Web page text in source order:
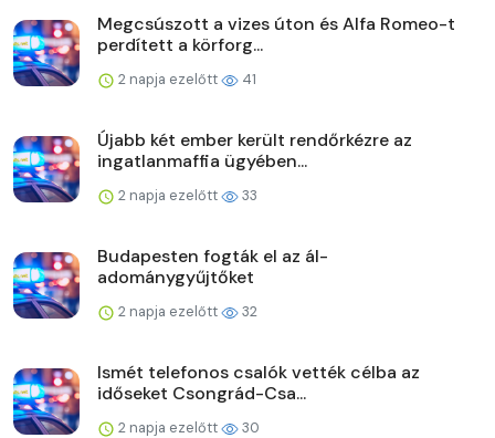
Megcsúszott a vizes úton és Alfa Romeo-t
perdített a körforg...
2 napja ezelőtt 41
Újabb két ember került rendőrkézre az
ingatlanmaffia ügyében...
2 napja ezelőtt 33
Budapesten fogták el az ál-
adománygyűjtőket
2 napja ezelőtt 32
Ismét telefonos csalók vették célba az
időseket Csongrád-Csa...
2 napja ezelőtt 30